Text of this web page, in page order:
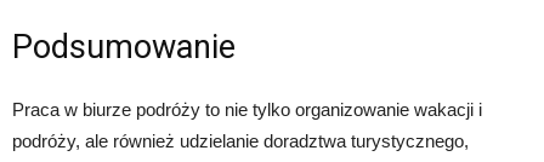
Podsumowanie
Praca w biurze podróży to nie tylko organizowanie wakacji i
podróży, ale również udzielanie doradztwa turystycznego,